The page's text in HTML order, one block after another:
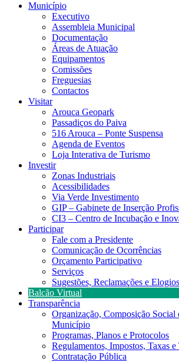
Município
Executivo
Assembleia Municipal
Documentação
Áreas de Atuação
Equipamentos
Comissões
Freguesias
Contactos
Visitar
Arouca Geopark
Passadiços do Paiva
516 Arouca – Ponte Suspensa
Agenda de Eventos
Loja Interativa de Turismo
Investir
Zonas Industriais
Acessibilidades
Via Verde Investimento
GIP – Gabinete de Inserção
CI3 – Centro de Incubação e
Participar
Fale com a Presidente
Comunicação de Ocorrências
Orçamento Participativo
Serviços
Sugestões, Reclamações e Elogios
Balcão Virtual
Transparência
Organização, Composição Social
Município
Programas, Planos e Protocolos
Regulamentos, Impostos, Taxas
Contratação Pública